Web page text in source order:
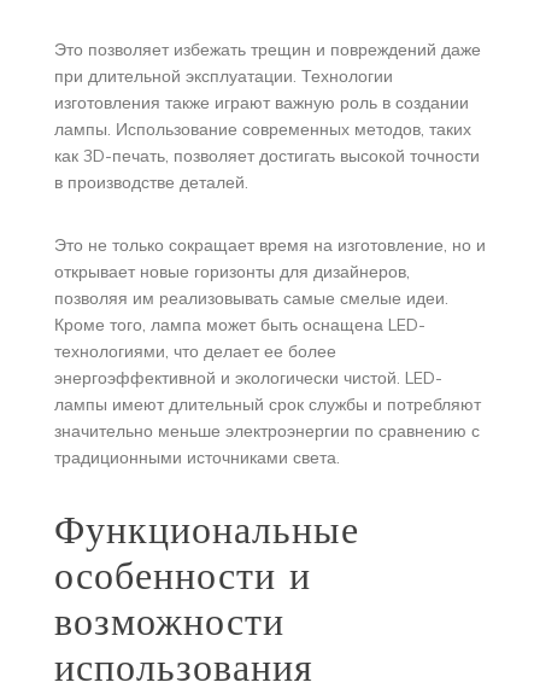
Это позволяет избежать трещин и повреждений даже
при длительной эксплуатации. Технологии
изготовления также играют важную роль в создании
лампы. Использование современных методов, таких
как 3D-печать, позволяет достигать высокой точности
в производстве деталей.
Это не только сокращает время на изготовление, но и
открывает новые горизонты для дизайнеров,
позволяя им реализовывать самые смелые идеи.
Кроме того, лампа может быть оснащена LED-
технологиями, что делает ее более
энергоэффективной и экологически чистой. LED-
лампы имеют длительный срок службы и потребляют
значительно меньше электроэнергии по сравнению с
традиционными источниками света.
Функциональные
особенности и
возможности
использования